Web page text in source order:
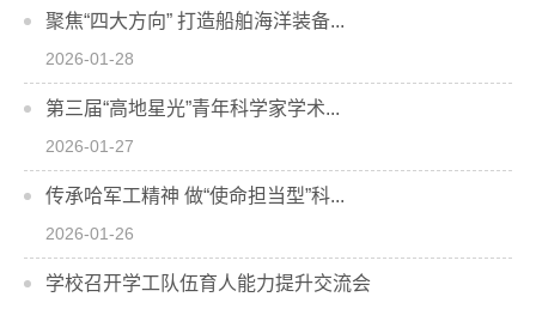
聚焦“四大方向” 打造船舶海洋装备...
2026-01-28
第三届“高地星光”青年科学家学术...
2026-01-27
传承哈军工精神 做“使命担当型”科...
2026-01-26
学校召开学工队伍育人能力提升交流会